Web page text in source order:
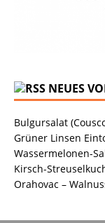
NEUES
Bulgursalat
Grüner Linsen
Wassermelonen-
Kirsch-
Orahovac –